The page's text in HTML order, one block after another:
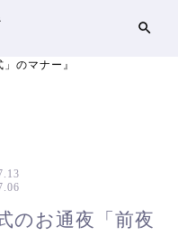
のマナー』
のお通夜「前夜